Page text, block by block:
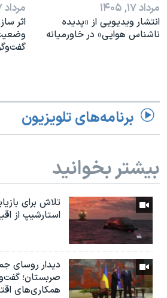
مرداد ۱۷, ۱۴۰۵
انتشار ویدیویی از «پدیده‌
ناشناس هوایی» در خاورمیانه
مرداد ۱۷, ۱۴۰۵
اثر
برنامه‌های تلویزیون
بیشتر بخوانید
تلاش برای
استارشیپ از
دیدار روسای
صربستان؛
همکاری‌های